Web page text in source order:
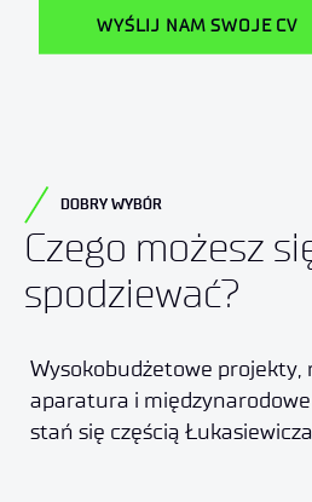
WYŚLIJ NAM SWOJE CV
DOBRY WYBÓR
Czego możesz
spodziewać?
Wysokobudżetowe projekty,
aparatura i międzynarodowe
stań się częścią